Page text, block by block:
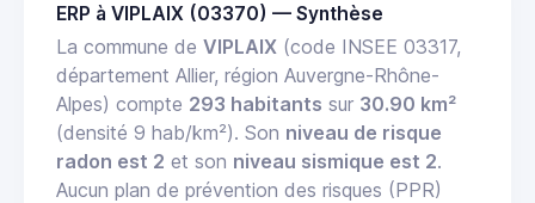
ERP à VIPLAIX (03370) — Synthèse
La commune de VIPLAIX (code INSEE 03317,
département Allier, région Auvergne-Rhône-
Alpes) compte 293 habitants sur 30.90 km²
(densité 9 hab/km²). Son niveau de risque
radon est 2 et son niveau sismique est 2.
Aucun plan de prévention des risques (PPR)